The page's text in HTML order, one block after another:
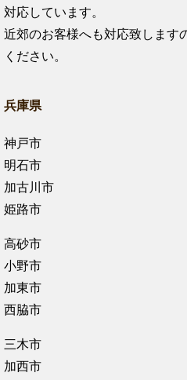
対応しています。
近郊のお客様へも対応致します
ください。
兵庫県
神戸市
明石市
加古川市
姫路市
高砂市
小野市
加東市
西脇市
三木市
加西市